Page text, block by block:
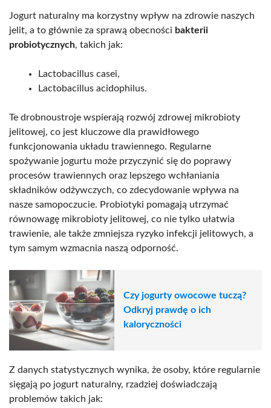
Jogurt naturalny ma korzystny wpływ na zdrowie naszych
jelit, a to głównie za sprawą obecności bakterii
probiotycznych, takich jak:
Lactobacillus casei,
Lactobacillus acidophilus.
Te drobnoustroje wspierają rozwój zdrowej mikrobioty
jelitowej, co jest kluczowe dla prawidłowego
funkcjonowania układu trawiennego. Regularne
spożywanie jogurtu może przyczynić się do poprawy
procesów trawiennych oraz lepszego wchłaniania
składników odżywczych, co zdecydowanie wpływa na
nasze samopoczucie. Probiotyki pomagają utrzymać
równowagę mikrobioty jelitowej, co nie tylko ułatwia
trawienie, ale także zmniejsza ryzyko infekcji jelitowych, a
tym samym wzmacnia naszą odporność.
Czy jogurty owocowe tuczą?
Odkryj prawdę o ich
kaloryczności
Z danych statystycznych wynika, że osoby, które regularnie
sięgają po jogurt naturalny, rzadziej doświadczają
problemów takich jak: